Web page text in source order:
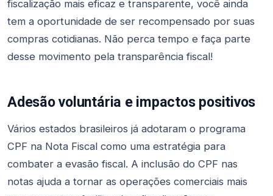
fiscalização mais eficaz e transparente, você ainda
tem a oportunidade de ser recompensado por suas
compras cotidianas. Não perca tempo e faça parte
desse movimento pela transparência fiscal!
Adesão voluntária e impactos positivos
Vários estados brasileiros já adotaram o programa
CPF na Nota Fiscal como uma estratégia para
combater a evasão fiscal. A inclusão do CPF nas
notas ajuda a tornar as operações comerciais mais